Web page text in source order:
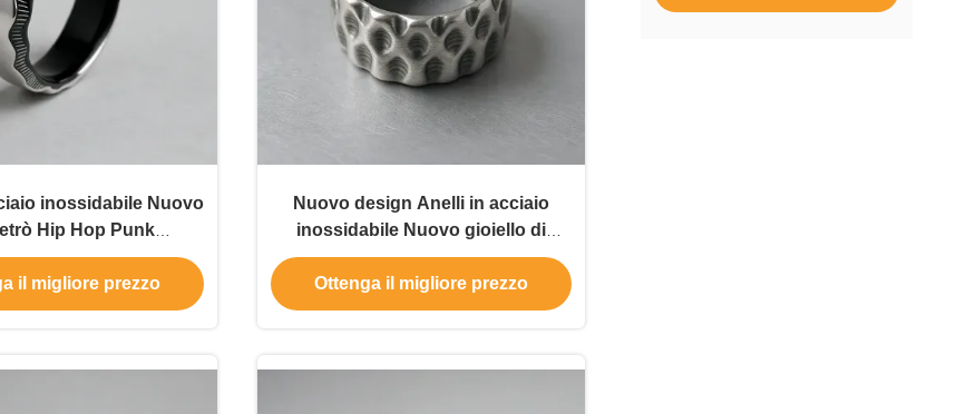
inossidabile Nuovo
Hip Hop Punk
Gioielli a forma di cuore
per uomo
il migliore prezzo
Nuovo design Anelli in acciaio
inossidabile Nuovo gioiello di
personalità per uomini Anelli a
stampo stampato Anelli di moda
Anello gioiello
Ottenga il migliore prezzo